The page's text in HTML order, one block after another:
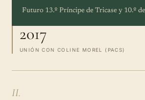
Futuro 13.º Príncipe de Tricase y 10.º
2017
UNIÓN CON COLINE MOREL (PACS)
II.